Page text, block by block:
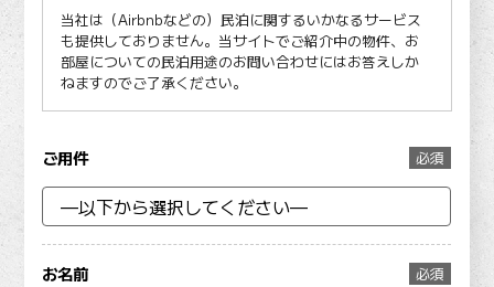
ご用件 必須
お名前 必須
当社は（Airbnbなどの）民泊に関するいかなるサービス
も提供しておりません。当サイトでご紹介中の物件、お
部屋についての民泊用途のお問い合わせにはお答えしか
ねますのでご了承ください。